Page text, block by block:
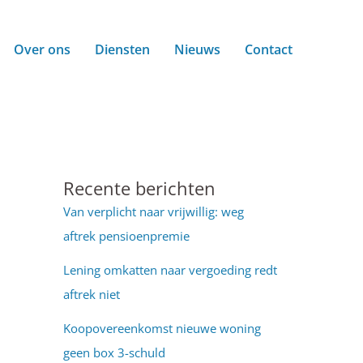
Over ons Diensten Nieuws Contact
Recente berichten
Van verplicht naar vrijwillig: weg
aftrek pensioenpremie
Lening omkatten naar vergoeding redt
aftrek niet
Koopovereenkomst nieuwe woning
geen box 3-schuld